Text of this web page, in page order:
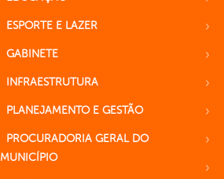
ESPORTE E LAZER
GABINETE
INFRAESTRUTURA
PLANEJAMENTO E GESTÃO
PROCURADORIA GERAL DO
MUNICÍPIO